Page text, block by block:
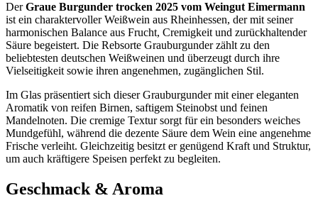
DerGraue Burgunder trocken 2025 vom Weingut Eimermann
ist ein charaktervoller Weißwein aus Rheinhessen, der mit seiner
harmonischen Balance aus Frucht, Cremigkeit und zurückhaltender
Säure begeistert. Die Rebsorte Grauburgunder zählt zu den
beliebtesten deutschen Weißweinen und überzeugt durch ihre
Vielseitigkeit sowie ihren angenehmen, zugänglichen Stil.
Im Glas präsentiert sich dieser Grauburgunder mit einer eleganten
Aromatik von reifen Birnen, saftigem Steinobst und feinen
Mandelnoten. Die cremige Textur sorgt für ein besonders weiches
Mundgefühl, während die dezente Säure dem Wein eine angenehme
Frische verleiht. Gleichzeitig besitzt er genügend Kraft und Struktur,
um auch kräftigere Speisen perfekt zu begleiten.
Geschmack & Aroma